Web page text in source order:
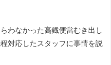
わなかった高鐡便當むき出し
対応したスタッフに事情を説